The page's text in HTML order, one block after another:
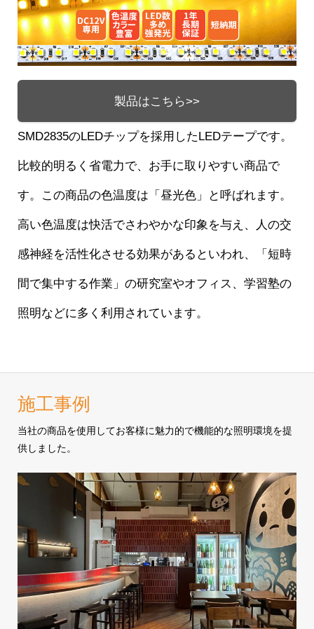
製品はこちら>>
SMD2835のLEDチップを採用したLEDテープです。
比較的明るく省電力で、お手に取りやすい商品で
す。この商品の色温度は「昼光色」と呼ばれます。
高い色温度は快活でさわやかな印象を与え、人の交
感神経を活性化させる効果があるといわれ、「短時
間で集中する作業」の研究室やオフィス、学習塾の
照明などに多く利用されています。
施工事例
当社の商品を使用してお客様に魅力的で機能的な照明環境を提
供しました。